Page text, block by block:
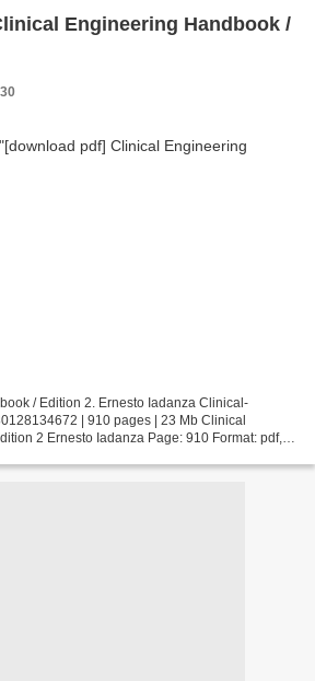
Engineering Handbook /
/ Edition 2. Ernesto Iadanza Clinical-
| 910 pages | 23 Mb Clinical
2 Ernesto Iadanza Page: 910 Format: pdf,